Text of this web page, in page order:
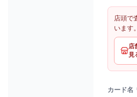
店頭で
います。
店
見
カード名